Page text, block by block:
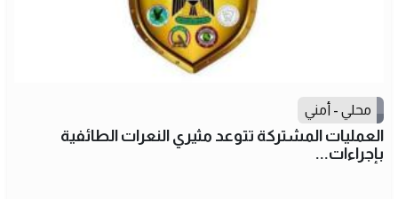
محلي - أمني
العمليات المشتركة تتوعد مثيري النعرات الطائفية
بإجراءات...